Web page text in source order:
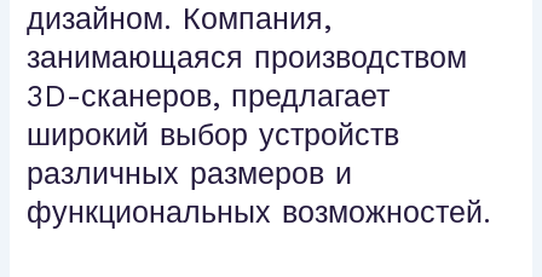
дизайном. Компания,
занимающаяся производством
3D-сканеров, предлагает
широкий выбор устройств
различных размеров и
функциональных возможностей.